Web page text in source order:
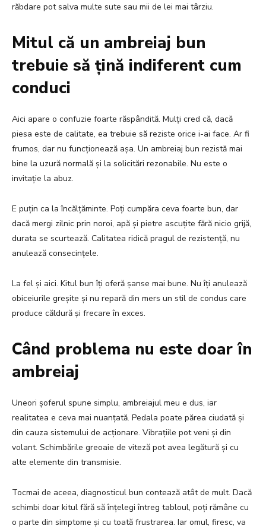
răbdare pot salva multe sute sau mii de lei mai târziu.
Mitul că un ambreiaj bun
trebuie să țină indiferent cum
conduci
Aici apare o confuzie foarte răspândită. Mulți cred că, dacă
piesa este de calitate, ea trebuie să reziste orice i-ai face. Ar fi
frumos, dar nu funcționează așa. Un ambreiaj bun rezistă mai
bine la uzură normală și la solicitări rezonabile. Nu este o
invitație la abuz.
E puțin ca la încălțăminte. Poți cumpăra ceva foarte bun, dar
dacă mergi zilnic prin noroi, apă și pietre ascuțite fără nicio grijă,
durata se scurtează. Calitatea ridică pragul de rezistență, nu
anulează consecințele.
La fel și aici. Kitul bun îți oferă șanse mai bune. Nu îți anulează
obiceiurile greșite și nu repară din mers un stil de condus care
produce căldură și frecare în exces.
Când problema nu este doar în
ambreiaj
Uneori șoferul spune simplu, ambreiajul meu e dus, iar
realitatea e ceva mai nuanțată. Pedala poate părea ciudată și
din cauza sistemului de acționare. Vibrațiile pot veni și din
volant. Schimbările greoaie de viteză pot avea legătură și cu
alte elemente din transmisie.
Tocmai de aceea, diagnosticul bun contează atât de mult. Dacă
schimbi doar kitul fără să înțelegi întreg tabloul, poți rămâne cu
o parte din simptome și cu toată frustrarea. Iar omul, firesc, va